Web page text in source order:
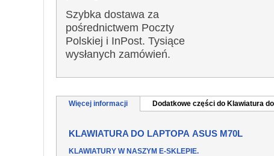
Szybka dostawa za
pośrednictwem Poczty
Polskiej i InPost. Tysiące
wysłanych zamówień.
Więcej informacji Dodatkowe części do Klawiatura
KLAWIATURA DO LAPTOPA ASUS M70L
KLAWIATURY W NASZYM E-SKLEPIE.